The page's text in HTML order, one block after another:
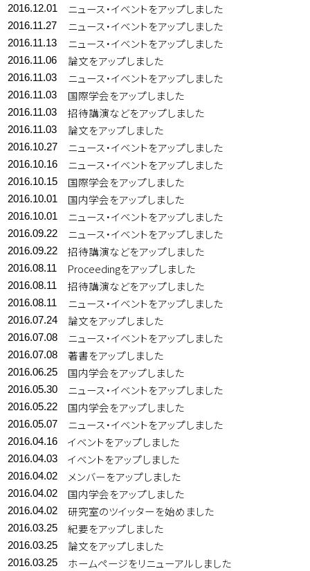
2016.12.01 ニュース・イベントをアップしました
2016.11.27 ニュース・イベントをアップしました
2016.11.13 ニュース・イベントをアップしました
2016.11.06 論文をアップしました
2016.11.03 ニュース・イベントをアップしました
2016.11.03 国際学会をアップしました
2016.11.03 招待講演などをアップしました
2016.11.03 論文をアップしました
2016.10.27 ニュース・イベントをアップしました
2016.10.16 ニュース・イベントをアップしました
2016.10.15 国際学会をアップしました
2016.10.01 国内学会をアップしました
2016.10.01 ニュース・イベントをアップしました
2016.09.22 ニュース・イベントをアップしました
2016.09.22 招待講演などをアップしました
2016.08.11 Proceedingをアップしました
2016.08.11 招待講演などをアップしました
2016.08.11 ニュース・イベントをアップしました
2016.07.24 論文をアップしました
2016.07.08 ニュース・イベントをアップしました
2016.07.08 著書をアップしました
2016.06.25 国内学会をアップしました
2016.05.30 ニュース・イベントをアップしました
2016.05.22 国内学会をアップしました
2016.05.07 ニュース・イベントをアップしました
2016.04.16 イベントをアップしました
2016.04.03 イベントをアップしました
2016.04.02 メンバーをアップしました
2016.04.02 国内学会をアップしました
2016.04.02 研究室のツイッターを始めました
2016.03.25 紀要をアップしました
2016.03.25 論文をアップしました
2016.03.25 ホームページをリニューアルしました